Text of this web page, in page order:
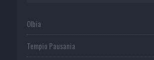
Olbia
Tempio Pausania